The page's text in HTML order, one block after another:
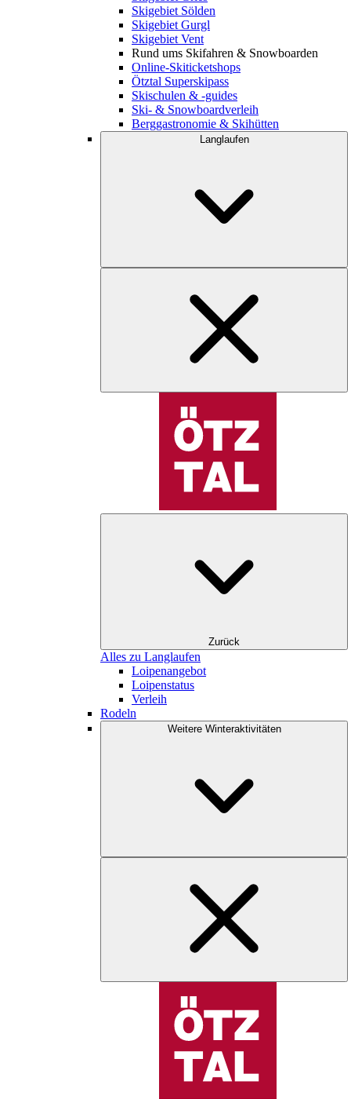
Skigebiet Sölden
Skigebiet Gurgl
Skigebiet Vent
Rund ums Skifahren & Snowboarden
Online-Skiticketshops
Ötztal Superskipass
Skischulen & -guides
Ski- & Snowboardverleih
Berggastronomie & Skihütten
Langlaufen
Zurück
Alles zu Langlaufen
Loipenangebot
Loipenstatus
Verleih
Rodeln
Weitere Winteraktivitäten